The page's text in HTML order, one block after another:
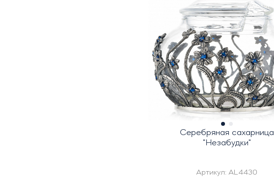
Серебряная сахарница
"Незабудки"
Артикул:AL4430